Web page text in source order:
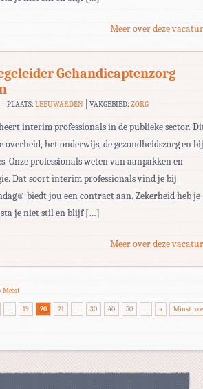
Meer over deze
Gehandicaptenzorg
PLAATS: LEEUWARDEN VAKGEBIED:ZORG
interim professionals in de publieke sector.
overheid, het onderwijs, de gezondheidszorg en bij
Onze professionals weten van aanpakken en
Dat soort interim professionals vind je bij
biedt jou een contract aan. Zekerheid heb je
je niet stil en blijf […]
Meer over deze
Meest
... 19 20 21 ... 30 40 50 ... » Minst